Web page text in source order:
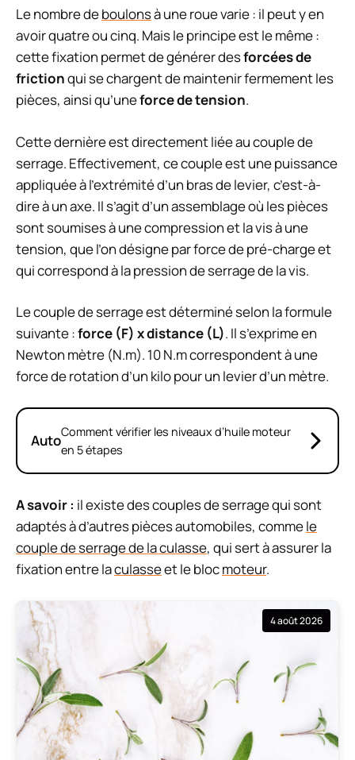
Le nombre deboulonsà une roue varie : il peut y en
avoir quatre ou cinq. Mais le principe est le même :
cette fixation permet de générer desforcées de
frictionqui se chargent de maintenir fermement les
pièces, ainsi qu’uneforce de tension.
Cette dernière est directement liée au couple de
serrage. Effectivement, ce couple est une puissance
appliquée à l’extrémité d’un bras de levier, c’est-à-
dire à un axe. Il s’agit d’un assemblage où les pièces
sont soumises à une compression et la vis à une
tension, que l’on désigne par force de pré-charge et
qui correspond à la pression de serrage de la vis.
Le couple de serrage est déterminé selon la formule
suivante :force (F) x distance (L). Il s’exprime en
Newton mètre (N.m). 10 N.m correspondent à une
force de rotation d’un kilo pour un levier d’un mètre.
AutoComment vérifier les niveaux d’huile moteur
en 5 étapes
A savoir : il existe des couples de serrage qui sont
adaptés à d’autres pièces automobiles, commele
couple de serrage de la culasse, qui sert à assurer la
fixation entre laculasseet le blocmoteur.
4 août 2026